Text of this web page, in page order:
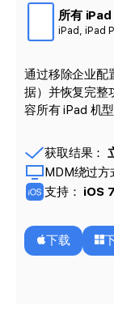
所有 iPad
iPad, iPad
通过移除企业配
据）并恢复完整
容所有 iPad 机
获取结果：
MDM绕过方
支持： iOS
下载